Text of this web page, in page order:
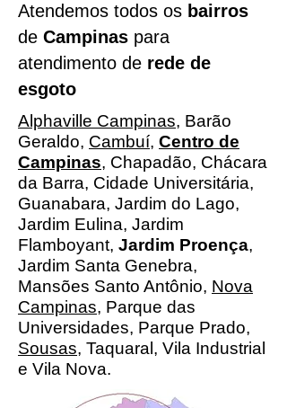
Atendemos todos os bairros
de Campinas para
atendimento de rede de
esgoto
Alphaville Campinas, Barão
Geraldo, Cambuí, Centro de
Campinas, Chapadão, Chácara
da Barra, Cidade Universitária,
Guanabara, Jardim do Lago,
Jardim Eulina, Jardim
Flamboyant, Jardim Proença,
Jardim Santa Genebra,
Mansões Santo Antônio, Nova
Campinas, Parque das
Universidades, Parque Prado,
Sousas, Taquaral, Vila Industrial
e Vila Nova.